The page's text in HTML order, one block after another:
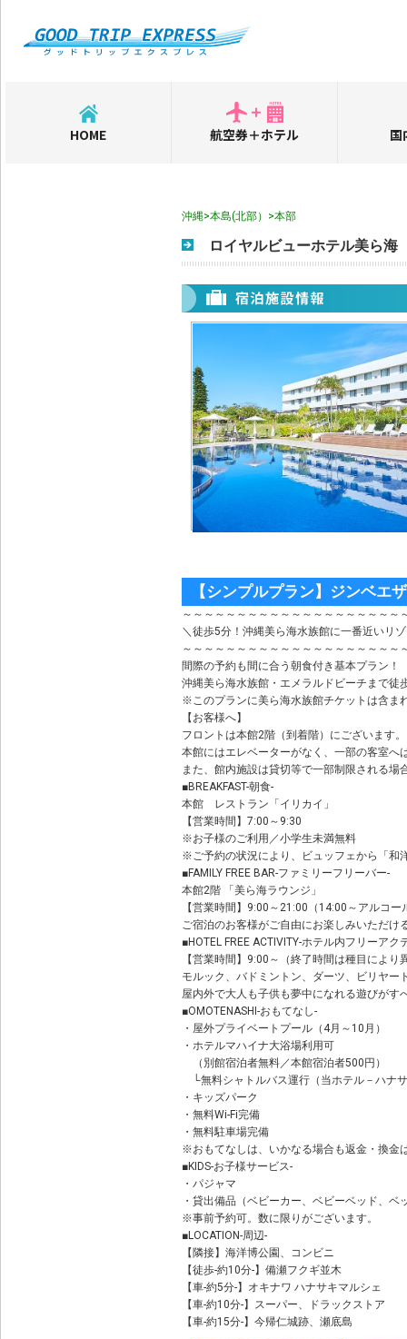
HOME 航空券＋ホテル 国
沖縄>本島(北部）>本部
ロイヤルビューホテル美ら海
【シンプルプラン】ジンベエ
～～～～～～～～～～～～～～～～～～～～
＼徒歩5分！沖縄美ら海水族館に一番近いリ
～～～～～～～～～～～～～～～～～～～～
間際の予約も間に合う朝食付き基本プラン！
沖縄美ら海水族館・エメラルドビーチまで徒
※このプランに美ら海水族館チケットは含ま
【お客様へ】
フロントは本館2階（到着階）にございます。
本館にはエレベーターがなく、一部の客室へ
また、館内施設は貸切等で一部制限される
■BREAKFAST-朝食-
本館 レストラン「イリカイ」
【営業時間】7:00～9:30
※お子様のご利用／小学生未満無料
※ご予約の状況により、ビュッフェから「和
■FAMILY FREE BAR-ファミリーフリーバー-
本館2階 「美ら海ラウンジ」
【営業時間】9:00～21:00（14:00～アルコー
ご宿泊のお客様がご自由にお楽しみいただけ
■HOTEL FREE ACTIVITY-ホテル内フリーアク
【営業時間】9:00～（終了時間は種目により
モルック、バドミントン、ダーツ、ビリヤー
屋内外で大人も子供も夢中になれる遊びがす
■OMOTENASHI-おもてなし-
・屋外プライベートプール（4月～10月）
・ホテルマハイナ大浴場利用可
（別館宿泊者無料／本館宿泊者500円）
└無料シャトルバス運行（当ホテル－ハナ
・キッズパーク
・無料Wi-Fi完備
・無料駐車場完備
※おもてなしは、いかなる場合も返金・換金
■KIDS-お子様サービス-
・パジャマ
・貸出備品（ベビーカー、ベビーベッド、ベ
※事前予約可。数に限りがございます。
■LOCATION-周辺-
【隣接】海洋博公園、コンビニ
【徒歩-約10分-】備瀬フクギ並木
【車-約5分-】オキナワ ハナサキマルシェ
【車-約10分-】スーパー、ドラックストア
【車-約15分-】今帰仁城跡、瀬底島